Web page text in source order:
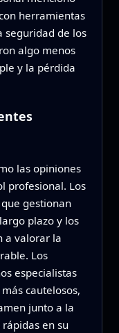
herramientas
seguridad de los
algo menos
y la pérdida
las opiniones
profesional. Los
gestionan
plazo y los
a valorar la
Los
especialistas
cautelosos,
junto a la
en su